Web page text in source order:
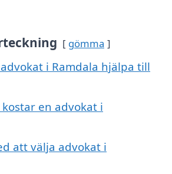
gömma
i Ramdala hjälpa till
en advokat i
att välja advokat i